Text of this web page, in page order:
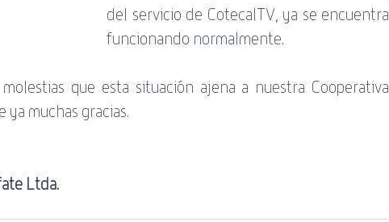
ADSL WiFi Guía Cotecal
del servicio de CotecalTV, ya se encuentra
funcionando normalmente.
que esta situación ajena a nuestra Cooperativa
ya muchas gracias.
Ltda.